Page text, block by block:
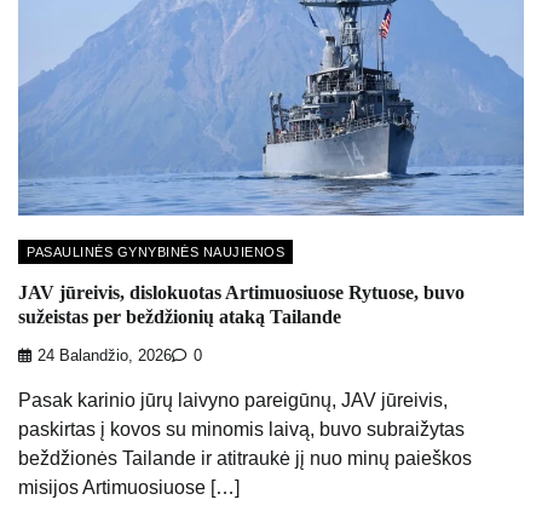
PASAULINĖS GYNYBINĖS NAUJIENOS
JAV jūreivis, dislokuotas Artimuosiuose Rytuose, buvo
sužeistas per beždžionių ataką Tailande
24 Balandžio, 2026 0
Pasak karinio jūrų laivyno pareigūnų, JAV jūreivis,
paskirtas į kovos su minomis laivą, buvo subraižytas
beždžionės Tailande ir atitraukė jį nuo minų paieškos
misijos Artimuosiuose […]